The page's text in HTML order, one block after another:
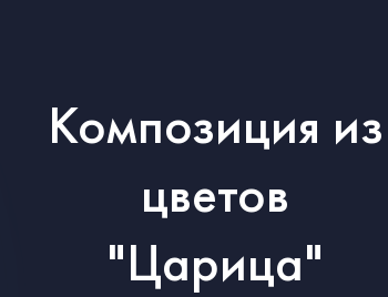
Композиция из
цветов
"Царица"